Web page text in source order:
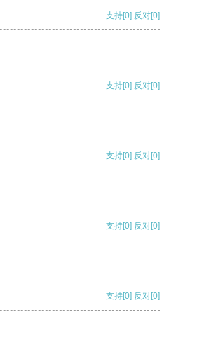
支持[0] 反对[0]
支持[0] 反对[0]
支持[0] 反对[0]
支持[0] 反对[0]
支持[0] 反对[0]